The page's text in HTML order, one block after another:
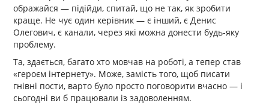
ображайся — підійди, спитай, що не так, як зробити
краще. Не чує один керівник — є інший, є Денис
Олегович, є канали, через які можна донести будь-яку
проблему.
Та, здається, багато хто мовчав на роботі, а тепер став
«героєм інтернету». Може, замість того, щоб писати
гнівні пости, варто було просто поговорити вчасно — і
сьогодні ви б працювали із задоволенням.